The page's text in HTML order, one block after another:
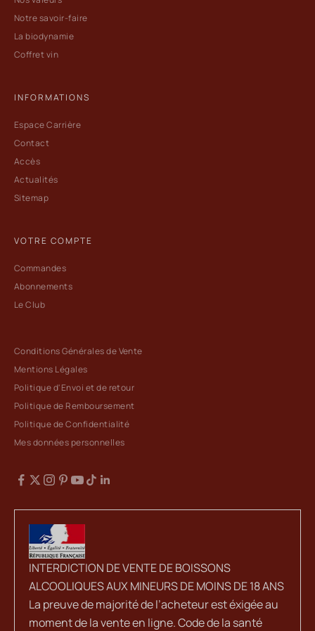
Notre savoir-faire
La biodynamie
Coffret vin
INFORMATIONS
Espace Carrière
Contact
Accès
Actualités
Sitemap
VOTRE COMPTE
Commandes
Abonnements
Le Club
Conditions Générales de Vente
Mentions Légales
Politique d'Envoi et de retour
Politique de Remboursement
Politique de Confidentialité
Mes données personnelles
INTERDICTION DE VENTE DE BOISSONS
ALCOOLIQUES AUX MINEURS DE MOINS DE 18 ANS
La preuve de majorité de l’acheteur est éxigée au
moment de la vente en ligne. Code de la santé